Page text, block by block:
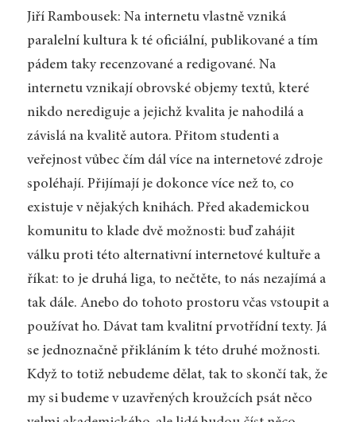
Jiří Rambousek: Na internetu vlastně vzniká
paralelní kultura k té oficiální, publikované a tím
pádem taky recenzované a redigované. Na
internetu vznikají obrovské objemy textů, které
nikdo nerediguje a jejichž kvalita je nahodilá a
závislá na kvalitě autora. Přitom studenti a
veřejnost vůbec čím dál více na internetové zdroje
spoléhají. Přijímají je dokonce více než to, co
existuje v nějakých knihách. Před akademickou
komunitu to klade dvě možnosti: buď zahájit
válku proti této alternativní internetové kultuře a
říkat: to je druhá liga, to nečtěte, to nás nezajímá a
tak dále. Anebo do tohoto prostoru včas vstoupit a
používat ho. Dávat tam kvalitní prvotřídní texty. Já
se jednoznačně přikláním k této druhé možnosti.
Když to totiž nebudeme dělat, tak to skončí tak, že
my si budeme v uzavřených kroužcích psát něco